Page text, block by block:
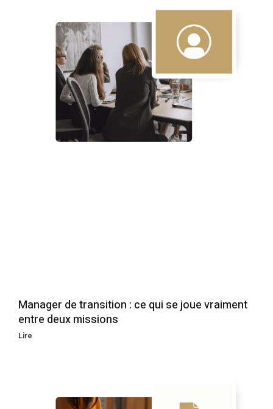
Manager de transition : ce qui se joue vraiment
entre deux missions
Lire